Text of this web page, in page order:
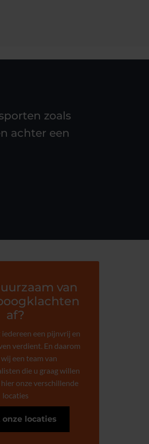
zoals
achter een
van
af?
een pijnvrij en
verdient. En daarom
een team van
die u graag willen
onze verschillende
locaties
onze locaties